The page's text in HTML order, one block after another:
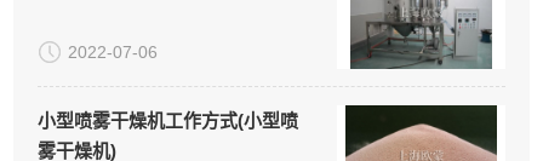
2022-07-06
小型喷雾干燥机工作方式(小型喷
雾干燥机)